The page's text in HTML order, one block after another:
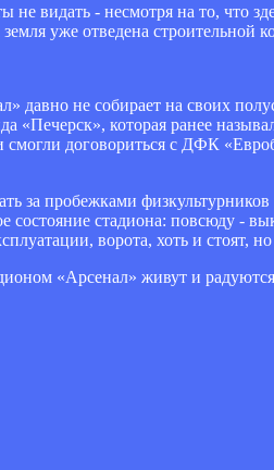
не видать - несмотря на то, что
уже отведена
давно не собирает на своих
«Печерск», которая ранее
договориться с ДФК
за пробежками
состояние стадиона: повсюду -
ворота, хоть и стоят,
«Арсенал» живут и